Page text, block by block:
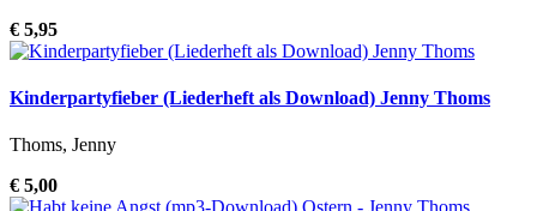
€ 5,95
Kinderpartyfieber (Liederheft als Download) Jenny Thoms
Thoms, Jenny
€ 5,00